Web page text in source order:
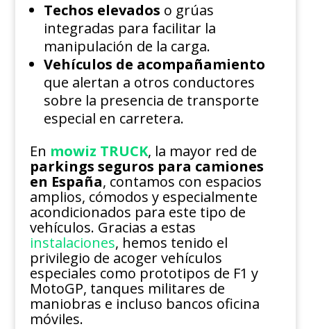
Techos elevados o grúas
integradas para facilitar la
manipulación de la carga.
Vehículos de acompañamiento
que alertan a otros conductores
sobre la presencia de transporte
especial en carretera.
En mowiz TRUCK, la mayor red de
parkings seguros para camiones
en España, contamos con espacios
amplios, cómodos y especialmente
acondicionados para este tipo de
vehículos. Gracias a estas
instalaciones, hemos tenido el
privilegio de acoger vehículos
especiales como prototipos de F1 y
MotoGP, tanques militares de
maniobras e incluso bancos oficina
móviles.